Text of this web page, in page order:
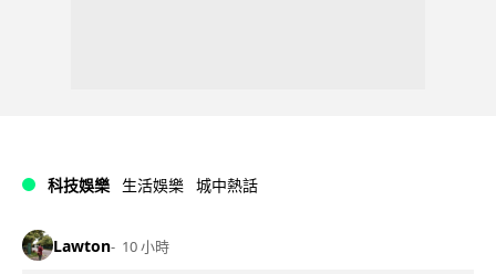
科技娛樂 生活娛樂 城中熱話
Lawton 10 小時